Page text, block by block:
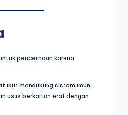
pencernaan karena
ikut mendukung sistem imun
usus berkaitan erat dengan